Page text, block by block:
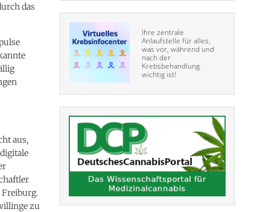
das
aus,
zu
Ihre zentrale
Anlaufstelle für alles,
was vor, während und
nach der
Krebsbehandlung
wichtig ist!